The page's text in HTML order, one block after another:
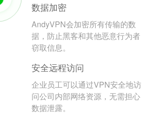
数据加密
AndyVPN会加密所有传输的数
据，防止黑客和其他恶意行为者
窃取信息。
安全远程访问
企业员工可以通过VPN安全地访
问公司内部网络资源，无需担心
数据泄露。